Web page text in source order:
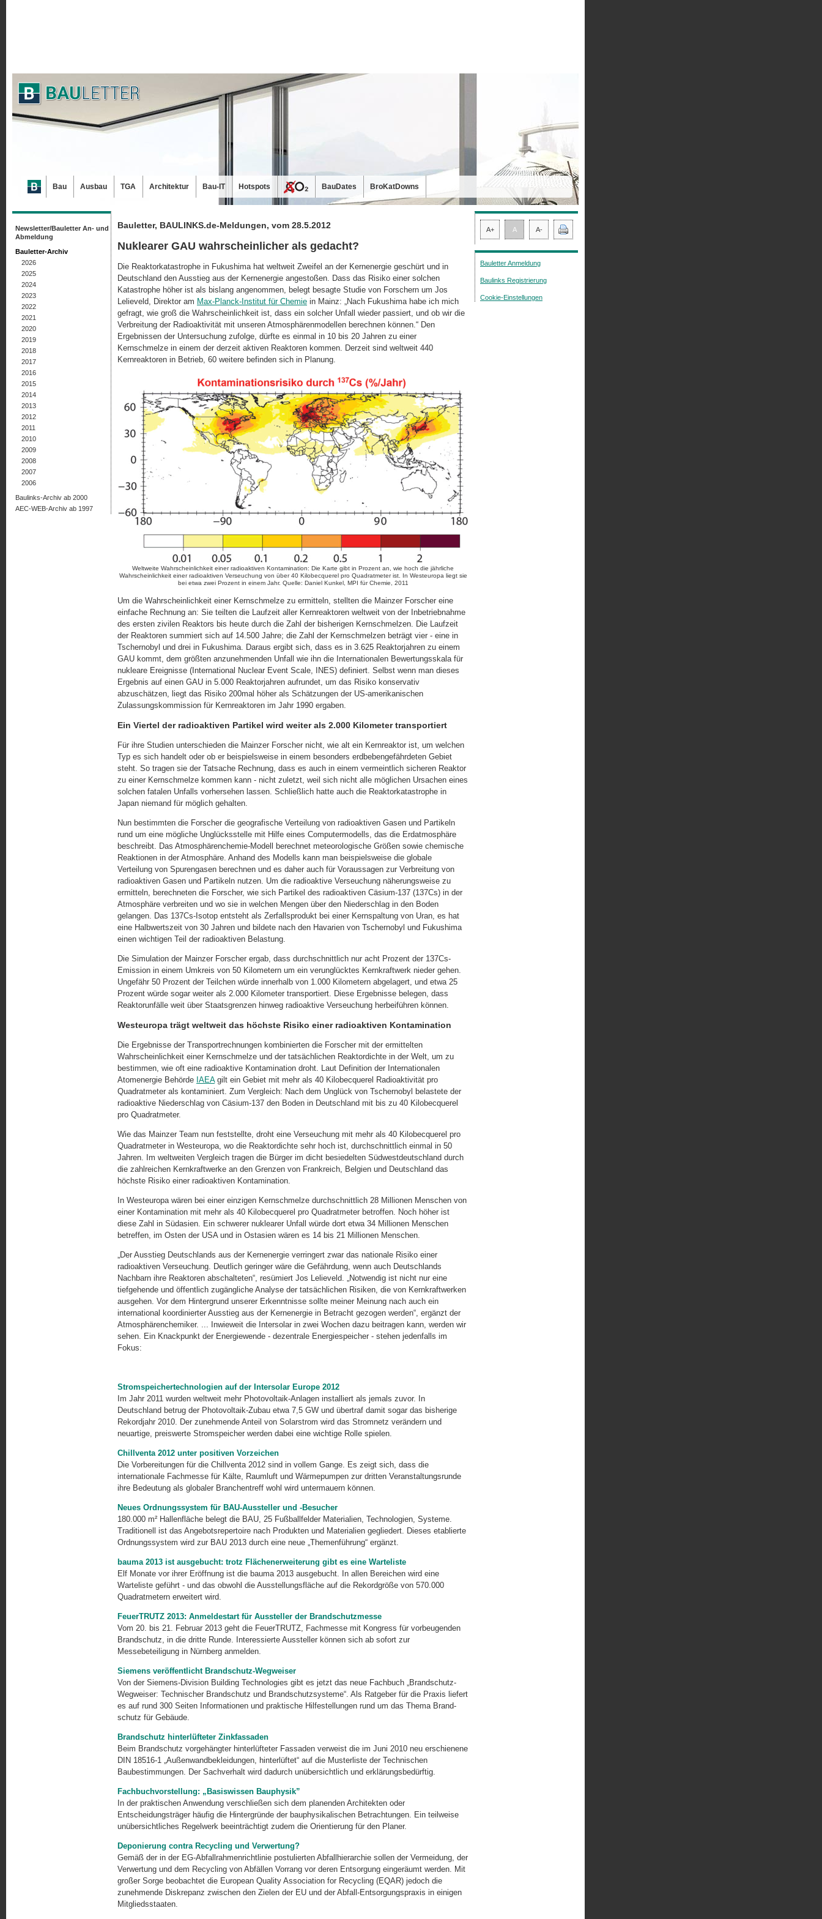
Bauletter, BAULINKS.de-Meldungen, vom 28.5.2012
Nuklearer GAU wahrscheinlicher als gedacht?
Die Reaktorkatastrophe in Fukushima hat weltweit Zweifel an der Kernenergie geschürt und in
Deutschland den Ausstieg aus der Kernenergie angestoßen. Dass das Risiko einer solchen
Katastrophe höher ist als bislang angenommen, belegt besagte Studie von Forschern um Jos
Lelieveld, Direktor am Max-Planck-Institut für Chemie in Mainz: „Nach Fukushima habe ich mich
gefragt, wie groß die Wahrscheinlichkeit ist, dass ein solcher Unfall wieder passiert, und ob wir die
Verbreitung der Radioaktivität mit unseren Atmosphärenmodellen berechnen können.“ Den
Ergebnissen der Untersuchung zufolge, dürfte es einmal in 10 bis 20 Jahren zu einer
Kernschmelze in einem der derzeit aktiven Reaktoren kommen. Derzeit sind weltweit 440
Kernreaktoren in Betrieb, 60 weitere befinden sich in Planung.
Weltweite Wahrscheinlichkeit einer radioaktiven Kontamination: Die Karte gibt in Prozent an, wie hoch die jährliche
Wahrscheinlichkeit einer radioaktiven Verseuchung von über 40 Kilobecquerel pro Quadratmeter ist. In Westeuropa liegt sie
bei etwa zwei Prozent in einem Jahr. Quelle: Daniel Kunkel, MPI für Chemie, 2011
Um die Wahrscheinlichkeit einer Kernschmelze zu ermitteln, stellten die Mainzer Forscher eine
einfache Rechnung an: Sie teilten die Laufzeit aller Kernreaktoren weltweit von der Inbetriebnahme
des ersten zivilen Reaktors bis heute durch die Zahl der bisherigen Kernschmelzen. Die Laufzeit
der Reaktoren summiert sich auf 14.500 Jahre; die Zahl der Kernschmelzen beträgt vier - eine in
Tschernobyl und drei in Fukushima. Daraus ergibt sich, dass es in 3.625 Reaktorjahren zu einem
GAU kommt, dem größten anzunehmenden Unfall wie ihn die Internationalen Bewertungsskala für
nukleare Ereignisse (International Nuclear Event Scale, INES) definiert. Selbst wenn man dieses
Ergebnis auf einen GAU in 5.000 Reaktorjahren aufrundet, um das Risiko konservativ
abzuschätzen, liegt das Risiko 200mal höher als Schätzungen der US-amerikanischen
Zulassungskommission für Kernreaktoren im Jahr 1990 ergaben.
Ein Viertel der radioaktiven Partikel wird weiter als 2.000 Kilometer transportiert
Für ihre Studien unterschieden die Mainzer Forscher nicht, wie alt ein Kernreaktor ist, um welchen
Typ es sich handelt oder ob er beispielsweise in einem besonders erdbebengefährdeten Gebiet
steht. So tragen sie der Tatsache Rechnung, dass es auch in einem vermeintlich sicheren Reaktor
zu einer Kernschmelze kommen kann - nicht zuletzt, weil sich nicht alle möglichen Ursachen eines
solchen fatalen Unfalls vorhersehen lassen. Schließlich hatte auch die Reaktorkatastrophe in
Japan niemand für möglich gehalten.
Nun bestimmten die Forscher die geografische Verteilung von radioaktiven Gasen und Partikeln
rund um eine mögliche Unglücksstelle mit Hilfe eines Computermodells, das die Erdatmosphäre
beschreibt. Das Atmosphärenchemie-Modell berechnet meteorologische Größen sowie chemische
Reaktionen in der Atmosphäre. Anhand des Modells kann man beispielsweise die globale
Verteilung von Spurengasen berechnen und es daher auch für Voraussagen zur Verbreitung von
radioaktiven Gasen und Partikeln nutzen. Um die radioaktive Verseuchung näherungsweise zu
ermitteln, berechneten die Forscher, wie sich Partikel des radioaktiven Cäsium-137 (137Cs) in der
Atmosphäre verbreiten und wo sie in welchen Mengen über den Niederschlag in den Boden
gelangen. Das 137Cs-Isotop entsteht als Zerfallsprodukt bei einer Kernspaltung von Uran, es hat
eine Halbwertszeit von 30 Jahren und bildete nach den Havarien von Tschernobyl und Fukushima
einen wichtigen Teil der radioaktiven Belastung.
Die Simulation der Mainzer Forscher ergab, dass durchschnittlich nur acht Prozent der 137Cs-
Emission in einem Umkreis von 50 Kilometern um ein verunglücktes Kernkraftwerk nieder gehen.
Ungefähr 50 Prozent der Teilchen würde innerhalb von 1.000 Kilometern abgelagert, und etwa 25
Prozent würde sogar weiter als 2.000 Kilometer transportiert. Diese Ergebnisse belegen, dass
Reaktorunfälle weit über Staatsgrenzen hinweg radioaktive Verseuchung herbeiführen können.
Westeuropa trägt weltweit das höchste Risiko einer radioaktiven Kontamination
Die Ergebnisse der Transportrechnungen kombinierten die Forscher mit der ermittelten
Wahrscheinlichkeit einer Kernschmelze und der tatsächlichen Reaktordichte in der Welt, um zu
bestimmen, wie oft eine radioaktive Kontamination droht. Laut Definition der Internationalen
Atomenergie Behörde IAEAgilt ein Gebiet mit mehr als 40 Kilobecquerel Radioaktivität pro
Quadratmeter als kontaminiert. Zum Vergleich: Nach dem Unglück von Tschernobyl belastete der
radioaktive Niederschlag von Cäsium-137 den Boden in Deutschland mit bis zu 40 Kilobecquerel
pro Quadratmeter.
Wie das Mainzer Team nun feststellte, droht eine Verseuchung mit mehr als 40 Kilobecquerel pro
Quadratmeter in Westeuropa, wo die Reaktordichte sehr hoch ist, durchschnittlich einmal in 50
Jahren. Im weltweiten Vergleich tragen die Bürger im dicht besiedelten Südwestdeutschland durch
die zahlreichen Kernkraftwerke an den Grenzen von Frankreich, Belgien und Deutschland das
höchste Risiko einer radioaktiven Kontamination.
In Westeuropa wären bei einer einzigen Kernschmelze durchschnittlich 28 Millionen Menschen von
einer Kontamination mit mehr als 40 Kilobecquerel pro Quadratmeter betroffen. Noch höher ist
diese Zahl in Südasien. Ein schwerer nuklearer Unfall würde dort etwa 34 Millionen Menschen
betreffen, im Osten der USA und in Ostasien wären es 14 bis 21 Millionen Menschen.
„Der Ausstieg Deutschlands aus der Kernenergie verringert zwar das nationale Risiko einer
radioaktiven Verseuchung. Deutlich geringer wäre die Gefährdung, wenn auch Deutschlands
Nachbarn ihre Reaktoren abschalteten“, resümiert Jos Lelieveld. „Notwendig ist nicht nur eine
tiefgehende und öffentlich zugängliche Analyse der tatsächlichen Risiken, die von Kernkraftwerken
ausgehen. Vor dem Hintergrund unserer Erkenntnisse sollte meiner Meinung nach auch ein
international koordinierter Ausstieg aus der Kernenergie in Betracht gezogen werden“, ergänzt der
Atmosphärenchemiker. ... Inwieweit die Intersolar in zwei Wochen dazu beitragen kann, werden wir
sehen. Ein Knackpunkt der Energiewende - dezentrale Energiespeicher - stehen jedenfalls im
Fokus:
Stromspeichertechnologien auf der Intersolar Europe 2012
Im Jahr 2011 wurden weltweit mehr Photovoltaik-Anlagen installiert als jemals zuvor. In
Deutschland betrug der Photovoltaik-Zubau etwa 7,5 GW und übertraf damit sogar das bisherige
Rekordjahr 2010. Der zunehmende Anteil von Solarstrom wird das Strom­netz verändern und
neuartige, preis­werte Stromspeicher werden dabei eine wichtige Rolle spielen.
Chillventa 2012 unter positiven Vorzeichen
Die Vorbereitungen für die Chillventa 2012 sind in vollem Gange. Es zeigt sich, dass die
internationale Fach­messe für Kälte, Raumluft und Wärmepumpen zur dritten Veranstaltungsrunde
ihre Be­deutung als globaler Branchentreff wohl wird untermauern können.
Neues Ordnungssystem für BAU-Aussteller und -Besucher
180.000 m² Hallenfläche belegt die BAU, 25 Fuß­ballfelder Materialien, Technologien, Systeme.
Traditionell ist das Angebotsrepertoire nach Produkten und Materialien ge­gliedert. Dieses etablierte
Ordnungssystem wird zur BAU 2013 durch eine neue „Themenführung“ ergänzt.
bauma 2013 ist ausgebucht: trotz Flächenerweiterung gibt es eine Warteliste
Elf Monate vor ihrer Eröffnung ist die bauma 2013 ausgebucht. In allen Bereichen wird eine
Warteliste ge­führt - und das obwohl die Ausstel­lungsfläche auf die Rekord­größe von 570.000
Quadratmetern erweitert wird.
FeuerTRUTZ 2013: Anmeldestart für Aussteller der Brandschutzmesse
Vom 20. bis 21. Februar 2013 geht die Feuer­TRUTZ, Fachmesse mit Kongress für vorbeugenden
Brand­schutz, in die dritte Runde. Interessierte Aussteller können sich ab sofort zur
Messebeteiligung in Nürnberg anmelden.
Siemens veröffentlicht Brandschutz-Wegweiser
Von der Siemens-Division Building Technologies gibt es jetzt das neue Fachbuch „Brandschutz-
Wegweiser: Technischer Brandschutz und Brandschutz­systeme“. Als Rat­geber für die Praxis liefert
es auf rund 300 Seiten Informatio­nen und praktische Hilfestellungen rund um das Thema Brand­
schutz für Gebäude.
Brandschutz hinterlüfteter Zinkfassaden
Beim Brandschutz vorgehängter hinterlüfteter Fassaden verweist die im Juni 2010 neu erschienene
DIN 18516-1 „Außenwandbekleidungen, hinterlüftet“ auf die Musterliste der Technischen
Baubestimmungen. Der Sachverhalt wird dadurch unübersichtlich und erklärungsbedürftig.
Fachbuchvorstellung: „Basiswissen Bauphysik”
In der praktischen Anwendung verschließen sich dem planenden Architekten oder
Entscheidungsträger häufig die Hintergründe der bauphysikalischen Betrachtungen. Ein teilweise
unübersichtliches Regelwerk beeinträchtigt zudem die Orientierung für den Planer.
Deponierung contra Recycling und Verwertung?
Gemäß der in der EG-Abfallrahmenrichtlinie postulierten Abfallhierarchie sollen der Vermeidung, der
Verwertung und dem Recycling von Abfällen Vorrang vor deren Entsorgung eingeräumt werden. Mit
großer Sorge beobachtet die European Quality Association for Recycling (EQAR) jedoch die
zunehmende Diskrepanz zwischen den Zielen der EU und der Abfall-Entsorgungspraxis in einigen
Mitgliedsstaaten.
Newsletter/Bauletter An- und
Abmeldung
Bauletter-Archiv
2026
2025
2024
2023
2022
2021
2020
2019
2018
2017
2016
2015
2014
2013
2012
2011
2010
2009
2008
2007
2006
Baulinks-Archiv ab 2000
AEC-WEB-Archiv ab 1997
A+ A A-
Bauletter Anmeldung
Baulinks Registrierung
Cookie-Einstellungen
Bau Ausbau TGA Architektur Bau-IT Hotspots BauDates BroKatDowns